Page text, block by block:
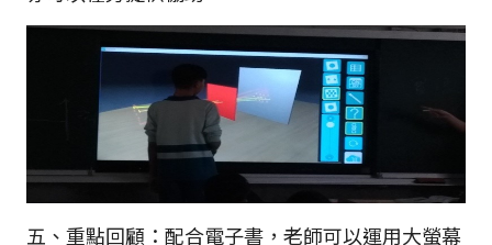
五、重點回顧：配合電子書，老師可以運用大螢幕